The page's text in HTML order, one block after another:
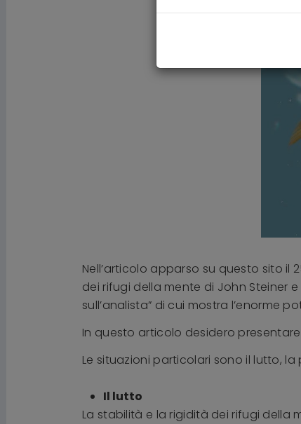
Nell’articolo apparso su questo sito il
dei rifugi della mente di John Steiner
sull’analista” di cui mostra l’enorme
In questo articolo desidero
Le situazioni particolari sono il lutto, la
Il lutto
La stabilità e la rigidità dei rifugi della